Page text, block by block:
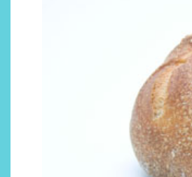
Descubre
profesional
cabinas a